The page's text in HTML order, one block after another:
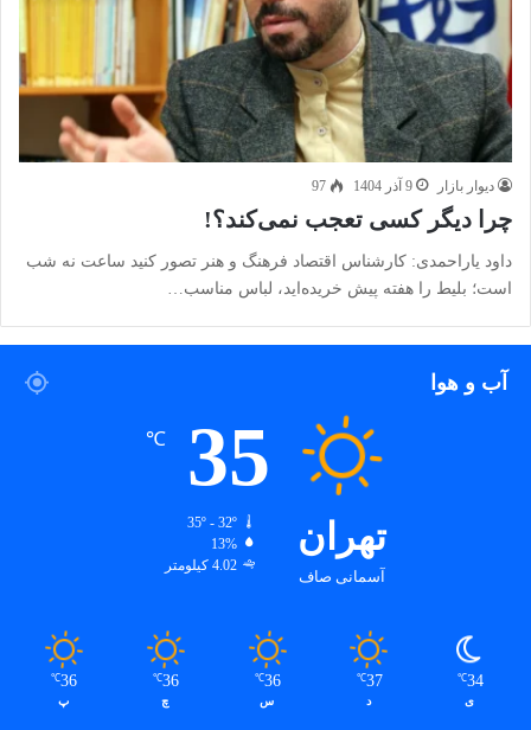
دیوار بازار 9 آذر 1404 97
چرا دیگر کسی تعجب نمی‌کند؟!
داود یاراحمدی: کارشناس اقتصاد فرهنگ و هنر تصور کنید ساعت نه شب
است؛ بلیط را هفته پیش خریده‌اید، لباس مناسب…
آب و هوا
تهران
آسمانی صاف
35
℃
35º - 32º
13%
4.02 کیلومتر
34
℃
ی
37
℃
د
36
℃
س
36
℃
چ
36
℃
پ